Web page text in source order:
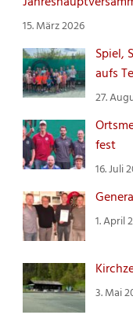
15. März 2026
Spiel,
aufs
27.
fest
16. Juli
1. April
3. Mai